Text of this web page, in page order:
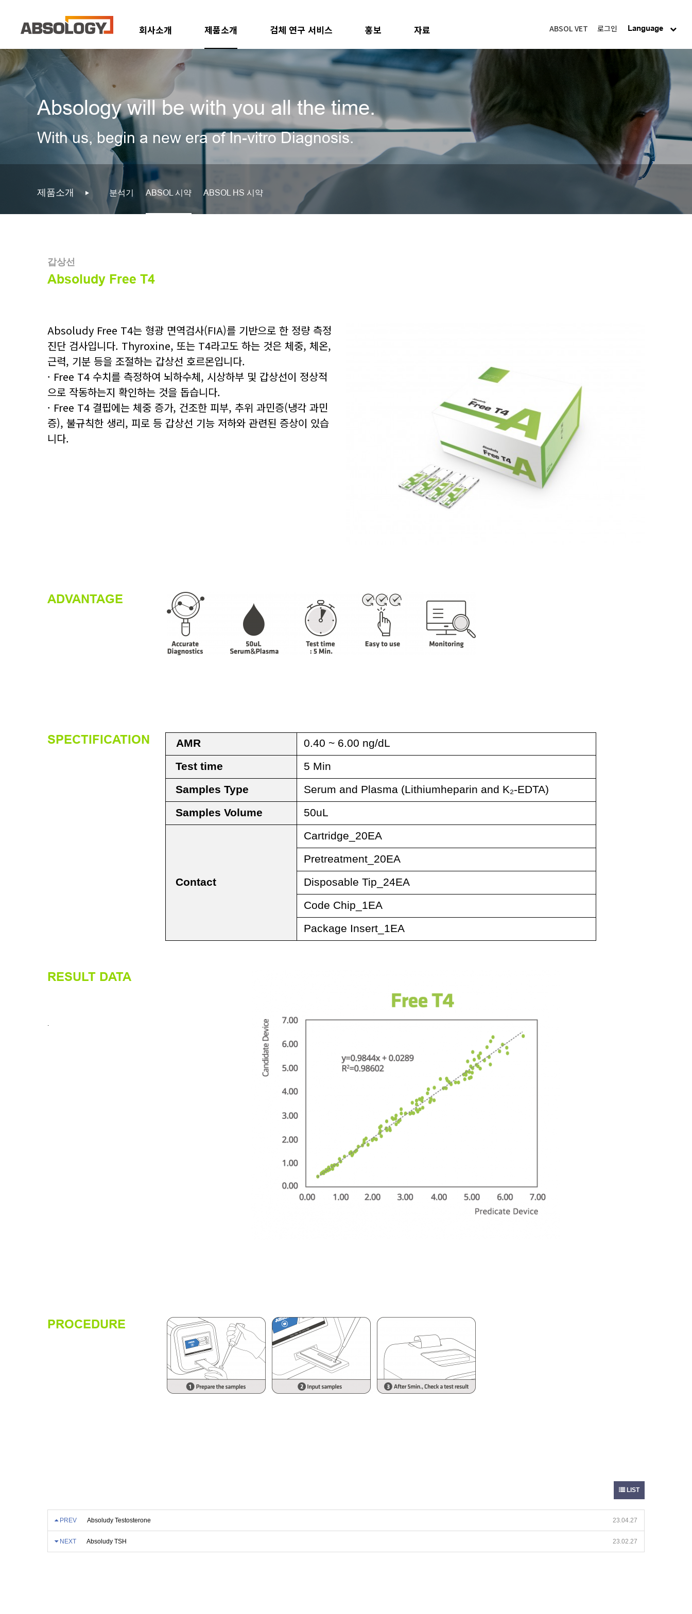
회사소개 제품소개 검체 연구 서비스 홍보 자료 ABSOL VET 로그인 Language
Absology will be with you all the time.
With us, begin a new era of In-vitro Diagnosis.
제품소개 분석기 ABSOL 시약 ABSOL HS 시약
갑상선
Absoludy Free T4
Absoludy Free T4는 형광 면역검사(FIA)를 기반으로 한 정량 측정
진단 검사입니다. Thyroxine, 또는 T4라고도 하는 것은 체중, 체온,
근력, 기분 등을 조절하는 갑상선 호르몬입니다.
· Free T4 수치를 측정하여 뇌하수체, 시상하부 및 갑상선이 정상적
으로 작동하는지 확인하는 것을 돕습니다.
· Free T4 결핍에는 체중 증가, 건조한 피부, 추위 과민증(냉각 과민
증), 불규칙한 생리, 피로 등 갑상선 기능 저하와 관련된 증상이 있습
니다.
ADVANTAGE
SPECTIFICATION AMR
0.40 ~ 6.00 ng/dL
Test time
5 Min
Samples Type
Serum and Plasma (Lithiumheparin and K₂-EDTA)
Samples Volume
50uL
Contact
Cartridge_20EA
Pretreatment_20EA
Disposable Tip_24EA
Code Chip_1EA
Package Insert_1EA
RESULT DATA
PROCEDURE
.
LIST
PREV Absoludy Testosterone 23.04.27
NEXT Absoludy TSH 23.02.27